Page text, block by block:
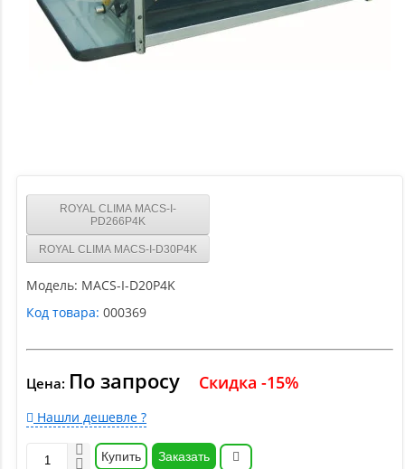
ROYAL CLIMA MACS-I-
PD266P4K
ROYAL CLIMA MACS-I-D30P4K
Модель: MACS-I-D20P4K
Код товара: 000369
Цена: По запросу Скидка -15%
Нашли дешевле ?
Купить Заказать